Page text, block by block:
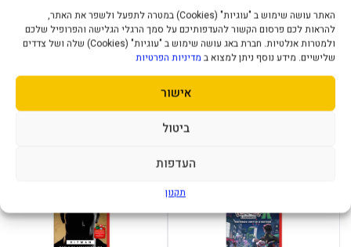
האתר עושה שימוש ב "עוגיות" (Cookies) במטרה לתפעל ולשפר את האתר,
להראות לכם פרסום הקשור להעדפותיכם על סמך הרגלי הגלישה והפרופיל שלכם
ולמטרות אנלטיות. חברת באג עושה שימוש ב "עוגיות" (Cookies) שלה ושל צדדים
שלישיים. מידע נוסף ניתן למצוא ב מדיניות הפרטיות
אישור
ביטול
העדפות
תקנון
NINTENDO SWITCH 2 HYRULE WARRIORS
AGE OF IMPRISONMENT
פרטי המוצר יעודכנו בקרוב.